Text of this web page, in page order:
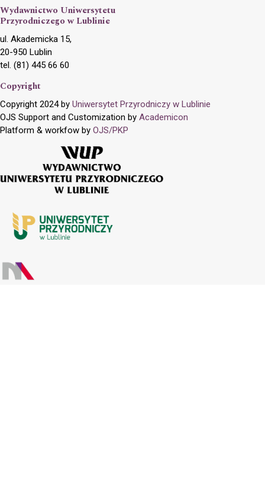
Wydawnictwo Uniwersytetu
Przyrodniczego w Lublinie
ul. Akademicka 15,
20-950 Lublin
tel. (81) 445 66 60
Copyright
Copyright 2024 by Uniwersytet Przyrodniczy w Lublinie
OJS Support and Customization by Academicon
Platform & workfow by OJS/PKP